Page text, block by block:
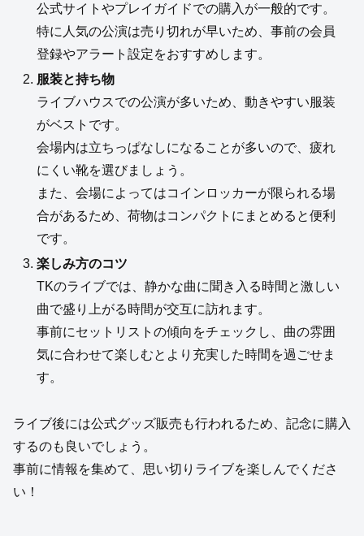
公式サイトやプレイガイドでの購入が一般的です。
特に人気の公演は売り切れが早いため、事前の会員
登録やアラート設定をおすすめします。
服装と持ち物
ライブハウスでの公演が多いため、動きやすい服装
がベストです。
会場内は立ちっぱなしになることが多いので、疲れ
にくい靴を選びましょう。
また、会場によってはコインロッカーが限られる場
合があるため、荷物はコンパクトにまとめると便利
です。
楽しみ方のコツ
TKのライブでは、静かな曲に聞き入る時間と激しい
曲で盛り上がる時間が交互に訪れます。
事前にセットリストの傾向をチェックし、曲の雰囲
気に合わせて楽しむとより充実した時間を過ごせま
す。
ライブ後には公式グッズ販売も行われるため、記念に購入
するのも良いでしょう。
事前に情報を集めて、思い切りライブを楽しんでくださ
い！